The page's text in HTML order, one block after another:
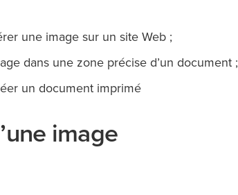
une image sur un site Web ;
dans une zone précise d’un document ;
un document imprimé
image